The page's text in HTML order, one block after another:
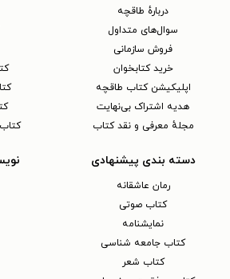
دربارهٔ طاقچه
سوال‌های متداول
فروش سازمانی
خرید کتابخوان
اپلیکیشن کتاب طاقچه
هدیه اشتراک بی‌نهایت
مجلهٔ معرفی و نقد کتاب
دسته بندی پیشنهادی
رمان عاشقانه
کتاب‌ صوتی
نمایشنامه
کتاب جامعه شناسی
کتاب شعر